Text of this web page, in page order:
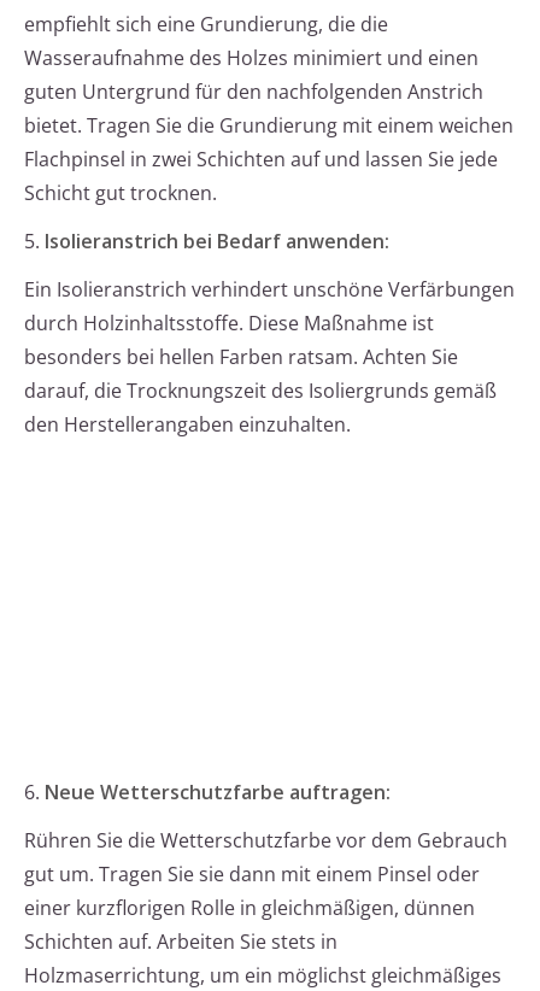
empfiehlt sich eine Grundierung, die die
Wasseraufnahme des Holzes minimiert und einen
guten Untergrund für den nachfolgenden Anstrich
bietet. Tragen Sie die Grundierung mit einem weichen
Flachpinsel in zwei Schichten auf und lassen Sie jede
Schicht gut trocknen.
5. Isolieranstrich bei Bedarf anwenden:
Ein Isolieranstrich verhindert unschöne Verfärbungen
durch Holzinhaltsstoffe. Diese Maßnahme ist
besonders bei hellen Farben ratsam. Achten Sie
darauf, die Trocknungszeit des Isoliergrunds gemäß
den Herstellerangaben einzuhalten.
6. Neue Wetterschutzfarbe auftragen:
Rühren Sie die Wetterschutzfarbe vor dem Gebrauch
gut um. Tragen Sie sie dann mit einem Pinsel oder
einer kurzflorigen Rolle in gleichmäßigen, dünnen
Schichten auf. Arbeiten Sie stets in
Holzmaserrichtung, um ein möglichst gleichmäßiges